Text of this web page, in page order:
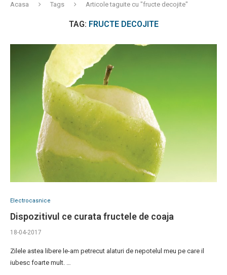
Acasa Tags Articole taguite cu "fructe decojite"
TAG: FRUCTE DECOJITE
Electrocasnice
Dispozitivul ce curata fructele de coaja
18-04-2017
Zilele astea libere le-am petrecut alaturi de nepotelul meu pe care il
iubesc foarte mult. …